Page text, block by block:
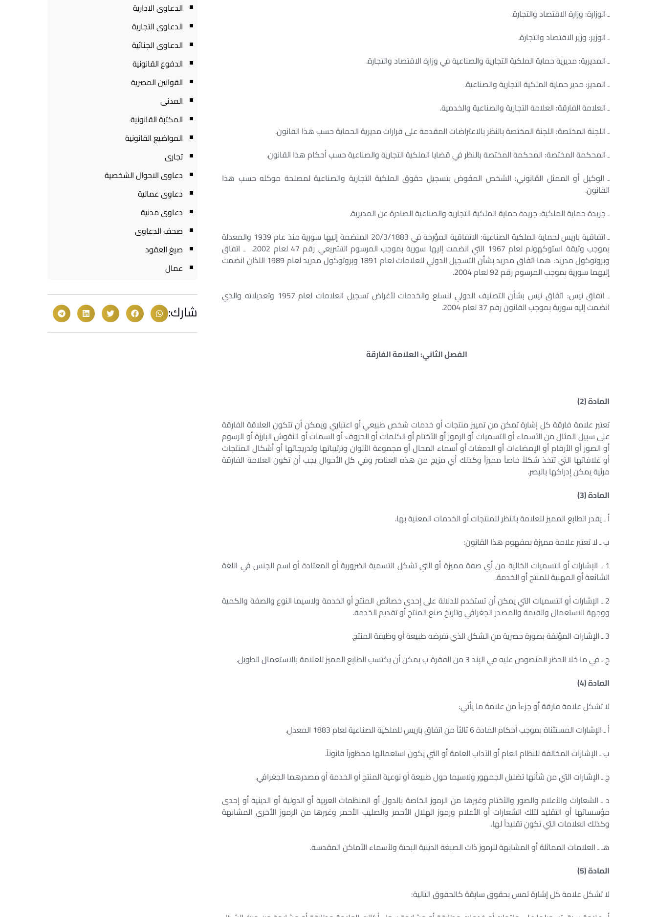
ـ الوزارة: وزارة الاقتصاد والتجارة. ‏
ـ الوزير: وزير الاقتصاد والتجارة. ‏
ـ المديرية: مديرية حماية الملكية التجارية والصناعية في وزارة الاقتصاد والتجارة. ‏
ـ المدير: مدير حماية الملكية التجارية والصناعية. ‏
ـ العلامة الفارقة: العلامة التجارية والصناعية والخدمية. ‏
ـ اللجنة المختصة: اللجنة المختصة بالنظر بالاعتراضات المقدمة على قرارات مديرية الحماية حسب هذا القانون. ‏
ـ المحكمة المختصة: المحكمة المختصة بالنظر في قضايا الملكية التجارية والصناعية حسب أحكام هذا القانون. ‏
ـ الوكيل أو الممثل القانوني: الشخص المفوض بتسجيل حقوق الملكية التجارية والصناعية لمصلحة موكله حسب هذا
القانون. ‏
ـ جريدة حماية الملكية: جريدة حماية الملكية التجارية والصناعية الصادرة عن المديرية. ‏
ـ اتفاقية باريس لحماية الملكية الصناعية: الاتفاقية المؤرخة في 20/3/1883 المنضمة إليها سورية منذ عام 1939 والمعدلة
بموجب وثيقة استوكهولم لعام 1967 التي انضمت إليها سورية بموجب المرسوم التشريعي رقم 47 لعام 2002. ‏ ـ اتفاق
وبروتوكول مدريد: هما اتفاق مدريد بشأن التسجيل الدولي للعلامات لعام 1891 وبروتوكول مدريد لعام 1989 اللذان انضمت
إليهما سورية بموجب المرسوم رقم 92 لعام 2004. ‏
ـ اتفاق نيس: اتفاق نيس بشأن التصنيف الدولي للسلع والخدمات لأغراض تسجيل العلامات لعام 1957 وتعديلاته والذي
انضمت إليه سورية بموجب القانون رقم 37 لعام 2004. ‏
الفصل الثاني: العلامة الفارقة ‏
المادة (2) ‏
تعتبر علامة فارقة كل إشارة تمكن من تمييز منتجات أو خدمات شخص طبيعي أو اعتباري ويمكن أن تتكون العلاقة الفارقة
على سبيل المثال من الأسماء أو التسميات أو الرموز أو الأختام أو الكلمات أو الحروف أو السمات أو النقوش البارزة أو الرسوم
أو الصور أو الأرقام أو الإمضاءات أو الدمغات أو أسماء المحال أو مجموعة الألوان وترتيباتها وتدريجاتها أو أشكال المنتجات
أو غلافاتها التي تتخذ شكلاً خاصاً مميزاً وكذلك أي مزيج من هذه العناصر وفي كل الأحوال يجب أن تكون العلامة الفارقة
مرئية يمكن إدراكها بالبصر. ‏
المادة (3) ‏
أ ـ يقدر الطابع المميز للعلامة بالنظر للمنتجات أو الخدمات المعنية بها. ‏
ب ـ لا تعتبر علامة مميزة بمفهوم هذا القانون: ‏
1 ـ الإشارات أو التسميات الخالية من أي صفة مميزة أو التي تشكل التسمية الضرورية أو المعتادة أو اسم الجنس في اللغة
الشائعة أو المهنية للمنتج أو الخدمة. ‏
2 ـ الإشارات أو التسميات التي يمكن أن تستخدم للدلالة على إحدى خصائص المنتج أو الخدمة ولاسيما النوع والصفة والكمية
ووجهة الاستعمال والقيمة والمصدر الجغرافي وتاريخ صنع المنتج أو تقديم الخدمة. ‏
3 ـ الإشارات المؤلفة بصورة حصرية من الشكل الذي تفرضه طبيعة أو وظيفة المنتج. ‏
ج ـ في ما خلا الحظر المنصوص عليه في البند 3 من الفقرة ب يمكن أن يكتسب الطابع المميز للعلامة بالاستعمال الطويل. ‏
المادة (4) ‏
لا تشكل علامة فارقة أو جزءاً من علامة ما يأتي: ‏
أ ـ الإشارات المستثناة بموجب أحكام المادة 6 ثالثاً من اتفاق باريس للملكية الصناعية لعام 1883 المعدل. ‏
ب ـ الإشارات المخالفة للنظام العام أو الآداب العامة أو التي يكون استعمالها محظوراً قانوناً. ‏
ج ـ الإشارات التي من شأنها تضليل الجمهور ولاسيما حول طبيعة أو نوعية المنتج أو الخدمة أو مصدرهما الجغرافي. ‏
د ـ الشعارات والأعلام والصور والأختام وغيرها من الرموز الخاصة بالدول أو المنظمات العربية أو الدولية أو الدينية أو إحدى
مؤسساتها أو التقليد لتلك الشعارات أو الأعلام ورموز الهلال الأحمر والصليب الأحمر وغيرها من الرموز الأخرى المشابهة
وكذلك العلامات التي تكون تقليداً لها. ‏
هـ ـ العلامات المماثلة أو المشابهة للرموز ذات الصبغة الدينية البحتة ولأسماء الأماكن المقدسة. ‏
المادة (5) ‏
لا تشكل علامة كل إشارة تمس بحقوق سابقة كالحقوق التالية: ‏
الدعاوى الادارية
الدعاوى التجارية
الدعاوى الجنائية
الدفوع القانونية
القوانين المصرية
المدنى
المكتبة القانونية
المواضيع القانونية
تجارى
دعاوى الاحوال الشخصية
دعاوى عمالية
دعاوى مدنية
صحف الدعاوى
صيغ العقود
عمال
شارك: